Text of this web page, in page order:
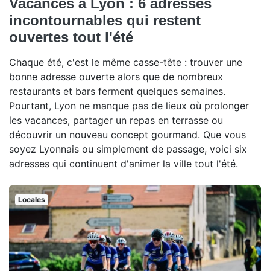
incontournables qui restent
ouvertes tout l'été
Chaque été, c'est le même casse-tête : trouver une
bonne adresse ouverte alors que de nombreux
restaurants et bars ferment quelques semaines.
Pourtant, Lyon ne manque pas de lieux où prolonger
les vacances, partager un repas en terrasse ou
découvrir un nouveau concept gourmand. Que vous
soyez Lyonnais ou simplement de passage, voici six
adresses qui continuent d'animer la ville tout l'été.
Locales